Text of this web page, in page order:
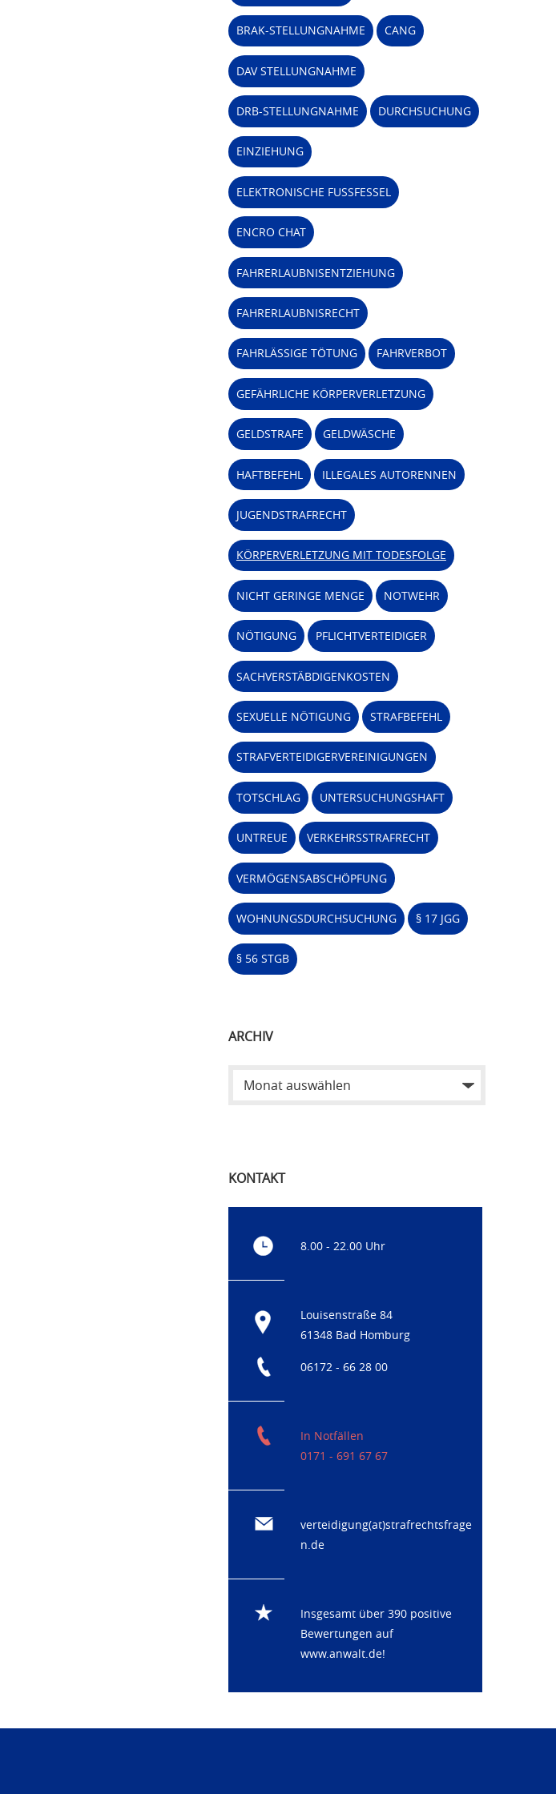
BRAK-STELLUNGNAHME CANG
DAV STELLUNGNAHME
DRB-STELLUNGNAHME DURCHSUCHUNG
EINZIEHUNG
ELEKTRONISCHE FUSSFESSEL
ENCRO CHAT
FAHRERLAUBNISENTZIEHUNG
FAHRERLAUBNISRECHT
FAHRLÄSSIGE TÖTUNG FAHRVERBOT
GEFÄHRLICHE KÖRPERVERLETZUNG
GELDSTRAFE GELDWÄSCHE
HAFTBEFEHL ILLEGALES AUTORENNEN
JUGENDSTRAFRECHT
KÖRPERVERLETZUNG MIT TODESFOLGE
NICHT GERINGE MENGE NOTWEHR
NÖTIGUNG PFLICHTVERTEIDIGER
SACHVERSTÄBDIGENKOSTEN
SEXUELLE NÖTIGUNG STRAFBEFEHL
STRAFVERTEIDIGERVEREINIGUNGEN
TOTSCHLAG UNTERSUCHUNGSHAFT
UNTREUE VERKEHRSSTRAFRECHT
VERMÖGENSABSCHÖPFUNG
WOHNUNGSDURCHSUCHUNG § 17 JGG
§ 56 STGB
ARCHIV
KONTAKT
8.00 - 22.00 Uhr
Louisenstraße 84
61348 Bad Homburg
06172 - 66 28 00
In Notfällen
0171 - 691 67 67
verteidigung(at)strafrechtsfrage
n.de
Insgesamt über 390 positive
Bewertungen auf
www.anwalt.de!